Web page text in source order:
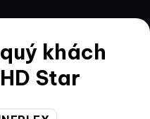
khách
Star